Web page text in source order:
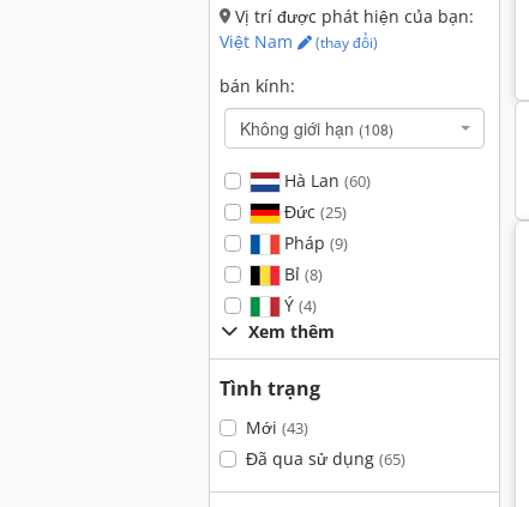
Vị trí được phát hiện của bạn:
Việt Nam
(thay đổi)
bán kính:
Không giới hạn (108)
Hà Lan (60)
Đức (25)
Pháp (9)
Bỉ (8)
Ý (4)
Xem thêm
Tình trạng
Mới (43)
Đã qua sử dụng (65)
Damatomacchine Newton 20 Bbc Ds